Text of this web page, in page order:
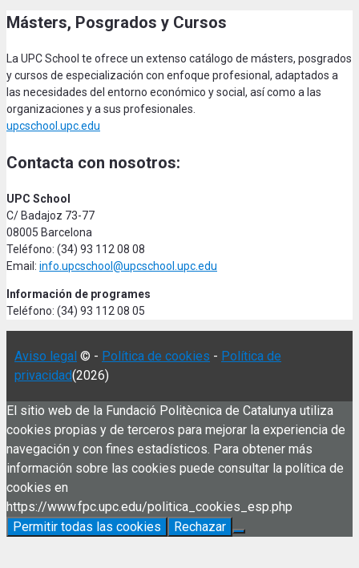
Másters, Posgrados y Cursos
La UPC School te ofrece un extenso catálogo de másters, posgrados
y cursos de especialización con enfoque profesional, adaptados a
las necesidades del entorno económico y social, así como a las
organizaciones y a sus profesionales.
upcschool.upc.edu
Contacta con nosotros:
UPC School
C/ Badajoz 73-77
08005 Barcelona
Teléfono: (34) 93 112 08 08
Email: info.upcschool@upcschool.upc.edu
Información de programes
Teléfono: (34) 93 112 08 05
Aviso legal © - Política de cookies - Política de
privacidad(2026)
El sitio web de la Fundació Politècnica de Catalunya utiliza
cookies propias y de terceros para mejorar la experiencia de
navegación y con fines estadísticos. Para obtener más
información sobre las cookies puede consultar la política de
cookies en
https://www.fpc.upc.edu/politica_cookies_esp.php
Permitir todas las cookies
Rechazar